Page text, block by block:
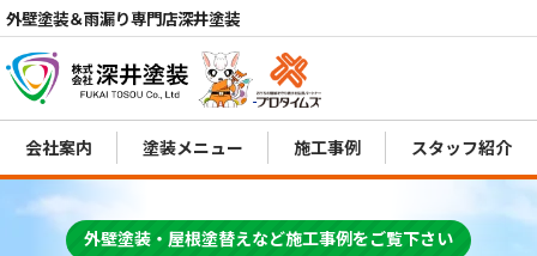
外壁塗装＆雨漏り専門店深井塗装
電話
会社案内 塗装メニュー 施工事例 スタッフ紹介
外壁塗装・屋根塗替えなど施工事例をご覧下さい